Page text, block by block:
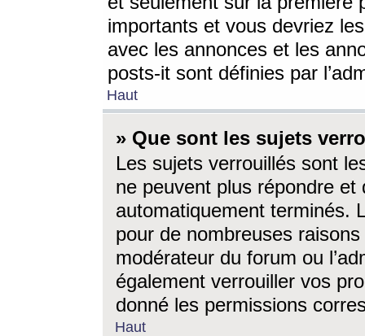
importants et vous devriez
avec les annonces et les
posts-it sont définies par
Haut
» Que sont les sujets
Les sujets verrouillés sont
ne peuvent plus répondre
automatiquement terminés.
pour de nombreuses
modérateur du forum ou
également verrouiller vos
donné les permissions
Haut